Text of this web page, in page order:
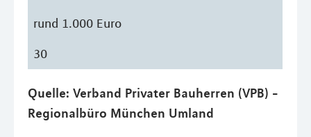
rund 1.000 Euro
30
Quelle: Verband Privater Bauherren (VPB) -
Regionalbüro München Umland